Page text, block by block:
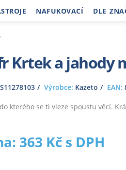
NAFUKOVACÍ DLE
Krtek a jahody
Výrobce: Kazeto EAN:
kterého se ti vleze spoustu věcí.
363 Kč s DPH